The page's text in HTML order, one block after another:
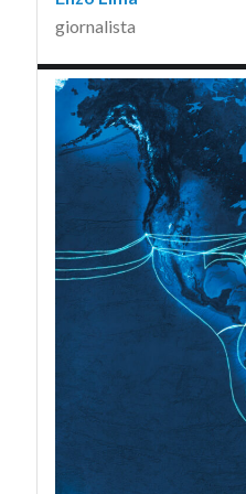
giornalista